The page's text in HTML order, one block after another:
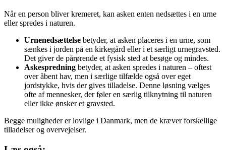
Når en person bliver kremeret, kan asken enten nedsættes i en urne
eller spredes i naturen.
Urnenedsættelse betyder, at asken placeres i en urne, som
sænkes i jorden på en kirkegård eller i et særligt urnegravsted.
Det giver de pårørende et fysisk sted at besøge og mindes.
Askespredning betyder, at asken spredes i naturen – oftest
over åbent hav, men i særlige tilfælde også over eget
jordstykke, hvis der gives tilladelse. Denne løsning vælges
ofte af mennesker, der føler en særlig tilknytning til naturen
eller ikke ønsker et gravsted.
Begge muligheder er lovlige i Danmark, men de kræver forskellige
tilladelser og overvejelser.